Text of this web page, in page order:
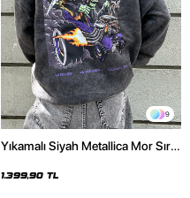
9
Yıkamalı Siyah Metallica Mor Sırt
Hoodie
1.399,90 TL